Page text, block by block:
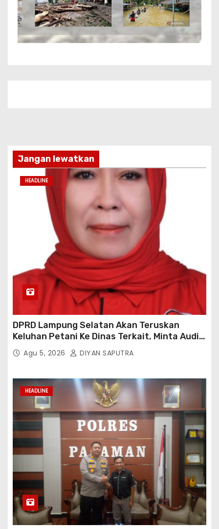
Jangan lewatkan
HEADLINE
DPRD Lampung Selatan Akan Teruskan
Keluhan Petani Ke Dinas Terkait, Minta Audit
Penyaluran Pupuk Bersubsidi Di Desa Budi
Lestari
Agu 5, 2026 DIYAN SAPUTRA
HEADLINE